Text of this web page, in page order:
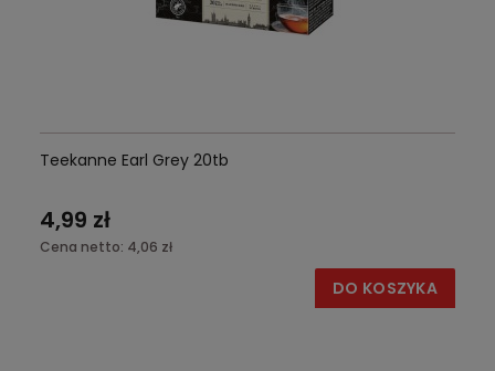
Teekanne Earl Grey 20tb
4,99 zł
Cena netto: 4,06 zł
DO KOSZYKA